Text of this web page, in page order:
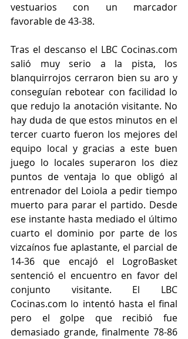
vestuarios con un marcador
favorable de 43-38.
Tras el descanso el LBC Cocinas.com
salió muy serio a la pista, los
blanquirrojos cerraron bien su aro y
conseguían rebotear con facilidad lo
que redujo la anotación visitante. No
hay duda de que estos minutos en el
tercer cuarto fueron los mejores del
equipo local y gracias a este buen
juego lo locales superaron los diez
puntos de ventaja lo que obligó al
entrenador del Loiola a pedir tiempo
muerto para parar el partido. Desde
ese instante hasta mediado el último
cuarto el dominio por parte de los
vizcaínos fue aplastante, el parcial de
14-36 que encajó el LogroBasket
sentenció el encuentro en favor del
conjunto visitante. El LBC
Cocinas.com lo intentó hasta el final
pero el golpe que recibió fue
demasiado grande, finalmente 78-86